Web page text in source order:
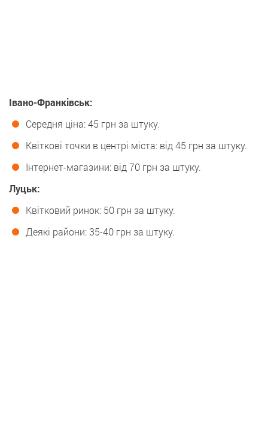
Івано-Франківськ:
Середня ціна: 45 грн за штуку.
Квіткові точки в центрі міста: від 45 грн за штуку.
Інтернет-магазини: від 70 грн за штуку.
Луцьк:
Квітковий ринок: 50 грн за штуку.
Деякі райони: 35-40 грн за штуку.